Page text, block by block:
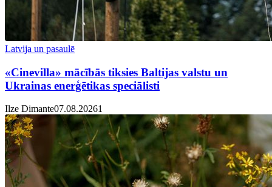
Latvija un pasaulē
«Cinevilla» mācībās tiksies Baltijas valstu un
Ukrainas enerģētikas speciālisti
Ilze Dimante07.08.20261